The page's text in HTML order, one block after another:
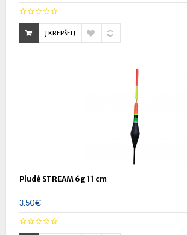
Į KREPŠELĮ
Pludė STREAM 6g 11 cm
3.50€